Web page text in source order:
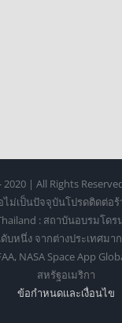
2020 | All Rights
ม่เป็นปัจจุบันโปรดติดต่อ
: สถาบันอบรมโด
บหนึ่ง จากต่างประเทศม
NASA Space App
สหรัฐอเมริกา
ข้อกำหนดเเละเงื่อนไข